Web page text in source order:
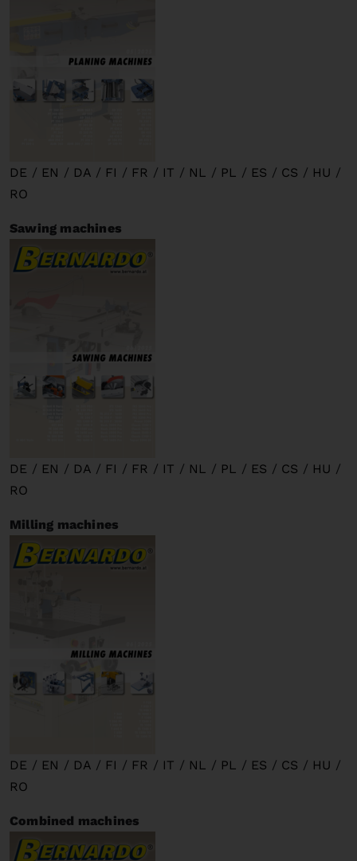
DE / EN / DA / FI / FR / IT / NL / PL / ES / CS / HU /
RO
Sawing machines
DE / EN / DA / FI / FR / IT / NL / PL / ES / CS / HU /
RO
Milling machines
DE / EN / DA / FI / FR / IT / NL / PL / ES / CS / HU /
RO
Combined machines